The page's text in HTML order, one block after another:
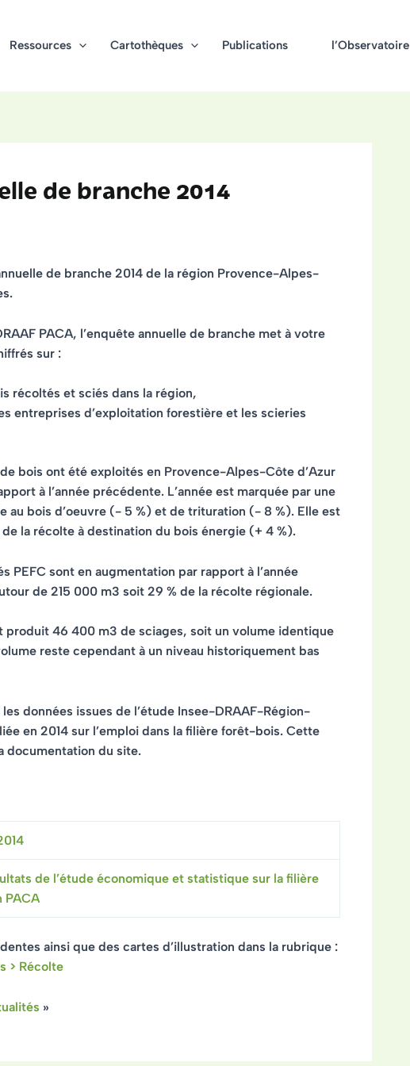
Ressources Cartothèques Publications l’Observatoire
de branche 2014
de branche 2014 de la région Provence-Alpes-
PACA, l’enquête annuelle de branche met à votre
sur :
récoltés et sciés dans la région,
entreprises d’exploitation forestière et les scieries
bois ont été exploités en Provence-Alpes-Côte d’Azur
à l’année précédente. L’année est marquée par une
au bois d’oeuvre (- 5 %) et de trituration (- 8 %). Elle est
de la récolte à destination du bois énergie (+ 4 %).
PEFC sont en augmentation par rapport à l’année
de 215 000 m3 soit 29 % de la récolte régionale.
produit 46 400 m3 de sciages, soit un volume identique
reste cependant à un niveau historiquement bas
données issues de l’étude Insee-DRAAF-Région-
en 2014 sur l’emploi dans la filière forêt-bois. Cette
documentation du site.
de l’étude économique et statistique sur la filière
PACA
ainsi que des cartes d’illustration dans la rubrique :
> Récolte
»